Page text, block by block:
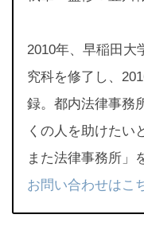
2010年、早稲田大
究科を修了し、
録。都内法律事務
くの人を助けたい
また法律事務所」
お問い合わせはこ